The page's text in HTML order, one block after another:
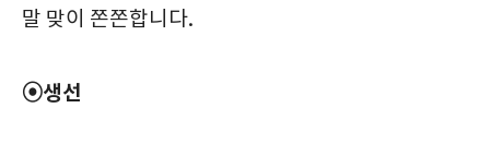
말 맞이 쫀쫀합니다.
⦿생선